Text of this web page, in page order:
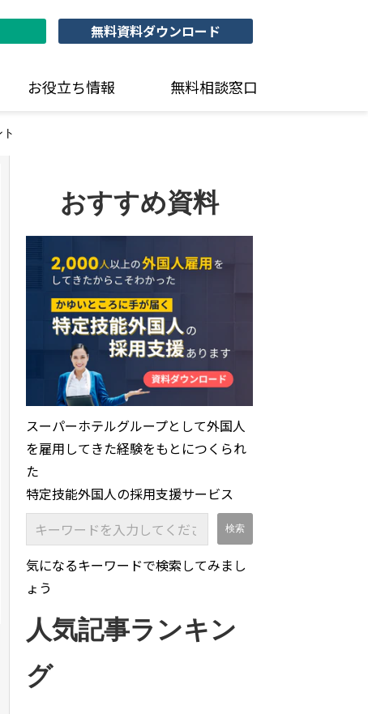
無料資料ダウンロード
お役立ち情報 無料相談窓口
おすすめ資料
スーパーホテルグループとして外国人
を雇用してきた経験をもとにつくられ
た
特定技能外国人の採用支援サービス
気になるキーワードで検索してみまし
ょう
人気記事ランキン
グ